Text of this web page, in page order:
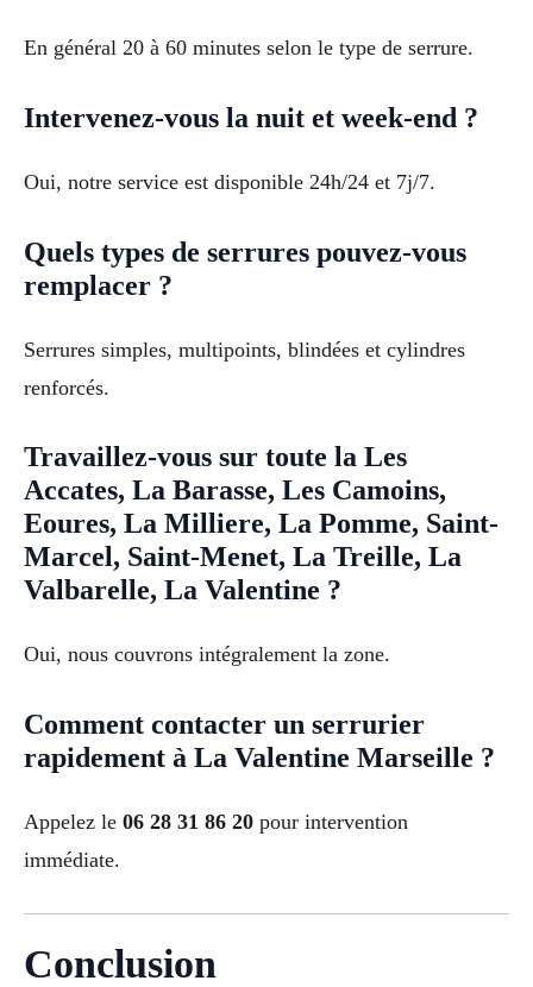
En général 20 à 60 minutes selon le type de serrure.
Intervenez-vous la nuit et week-end ?
Oui, notre service est disponible 24h/24 et 7j/7.
Quels types de serrures pouvez-vous
remplacer ?
Serrures simples, multipoints, blindées et cylindres
renforcés.
Travaillez-vous sur toute la Les
Accates, La Barasse, Les Camoins,
Eoures, La Milliere, La Pomme, Saint-
Marcel, Saint-Menet, La Treille, La
Valbarelle, La Valentine ?
Oui, nous couvrons intégralement la zone.
Comment contacter un serrurier
rapidement à La Valentine Marseille ?
Appelez le 06 28 31 86 20 pour intervention
immédiate.
Conclusion